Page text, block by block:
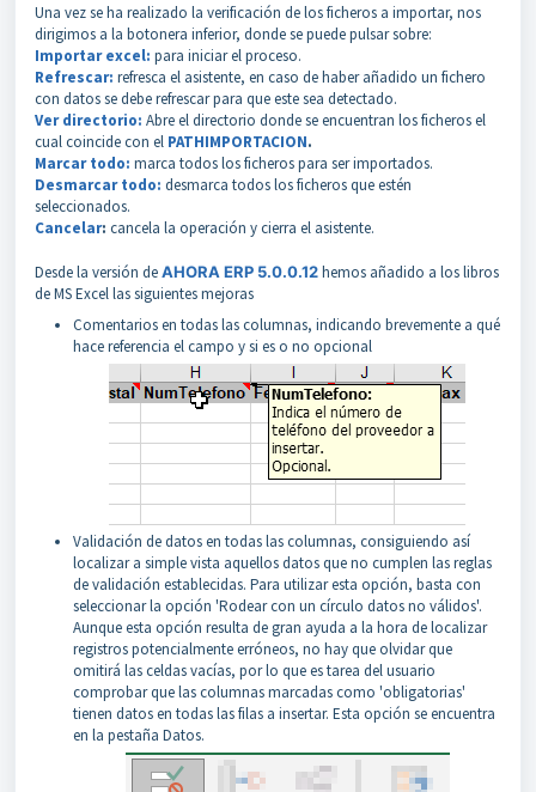
Una vez se ha realizado la verificación de los ficheros a importar, nos
dirigimos a la botonera inferior, donde se puede pulsar sobre:
Importar excel: para iniciar el proceso.
Refrescar: refresca el asistente, en caso de haber añadido un fichero
con datos se debe refrescar para que este sea detectado.
Ver directorio: Abre el directorio donde se encuentran los ficheros el
cual coincide con el PATHIMPORTACION.
Marcar todo: marca todos los ficheros para ser importados.
Desmarcar todo: desmarca todos los ficheros que estén
seleccionados.
Cancelar: cancela la operación y cierra el asistente.
Desde la versión deAHORA ERP 5.0.0.12hemos añadido a los libros
de MS Excel las siguientes mejoras
Comentarios en todas las columnas, indicando brevemente a qué
hace referencia el campo y si es o no opcional
Validación de datos en todas las columnas, consiguiendo así
localizar a simple vista aquellos datos que no cumplen las reglas
de validación establecidas. Para utilizar esta opción, basta con
seleccionar la opción 'Rodear con un círculo datos no válidos'.
Aunque esta opción resulta de gran ayuda a la hora de localizar
registros potencialmente erróneos, no hay que olvidar que
omitirá las celdas vacías, por lo que es tarea del usuario
comprobar que las columnas marcadas como 'obligatorias'
tienen datos en todas las filas a insertar. Esta opción se encuentra
en la pestaña Datos.